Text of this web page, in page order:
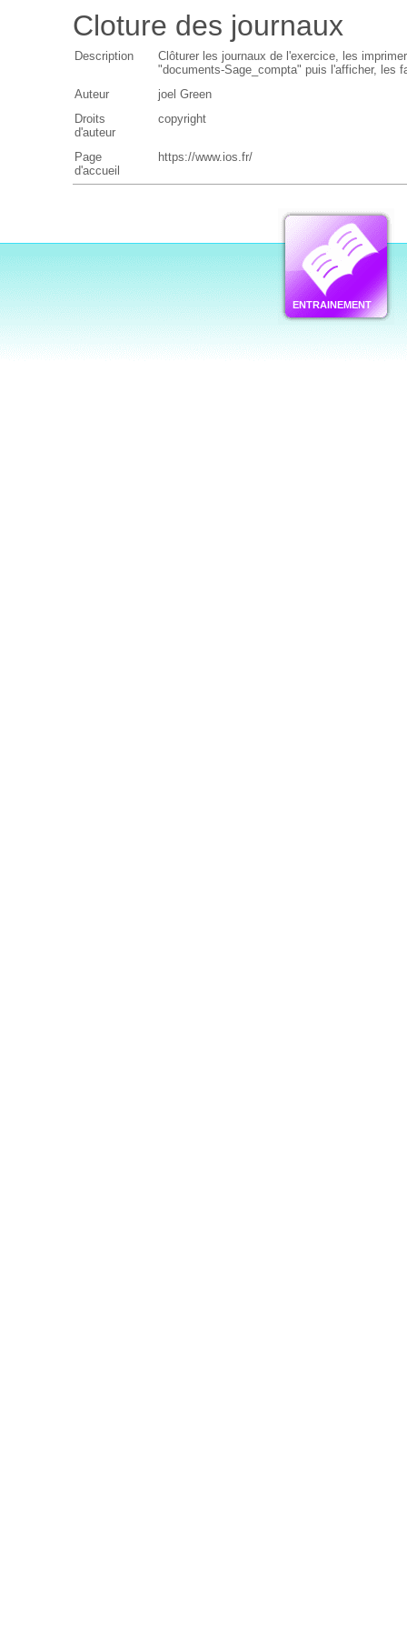
Cloture des journaux
Description
Clôturer les journaux de l'exercice, les
"documents-Sage_compta" puis l'afficher, les
Auteur
joel Green
Droits
d'auteur
copyright
Page
d'accueil
https://www.ios.fr/
ENTRAINEMENT